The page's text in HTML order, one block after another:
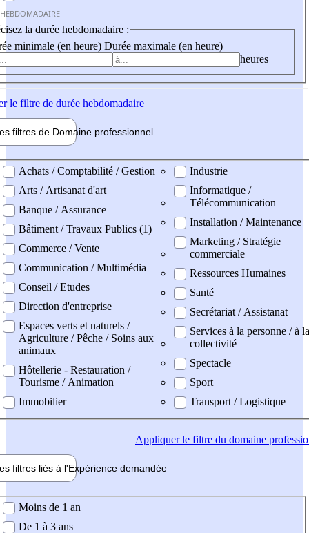
la durée hebdomadaire :
minimale (en heure) Durée maximale (en heure)
heures
le filtre de durée hebdomadaire
filtres de Domaine professionnel
professionel
Achats / Comptabilité / Gestion
Arts / Artisanat d'art
Banque / Assurance
Bâtiment / Travaux Publics (1)
Commerce / Vente
Communication / Multimédia
Conseil / Etudes
Direction d'entreprise
Espaces verts et naturels /
Agriculture / Pêche / Soins aux
animaux
Hôtellerie - Restauration /
Tourisme / Animation
Immobilier
Industrie
Informatique /
Télécommunication
Installation / Maintenance
Marketing / Stratégie
commerciale
Ressources Humaines
Santé
Secrétariat / Assistanat
Services à la personne / à la
collectivité
Spectacle
Sport
Transport / Logistique
Appliquerle filtre du domaine
filtres liés à l'Expérience demandée
demandée
Moins de 1 an
De 1 à 3 ans